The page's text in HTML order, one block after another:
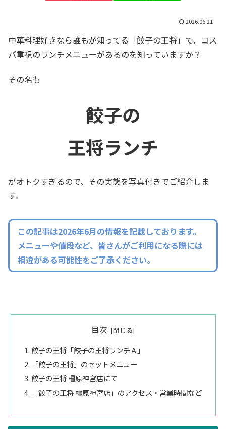
2026.06.21
中華料理好きなら誰もが知ってる「餃子の王将」で、コス
パ重視のランチメニューがあるのを知っていますか？
その名も
餃子の
王将ランチ
がオトクすぎるので、その実態を写真付きでご紹介しま
す。
この記事は2026年6月の情報を記載しております。
メニューや値段など、皆さんがご利用になる際には
相違がある可能性をご了承ください。
目次
餃子の王将「餃子の王将ランチＡ」
「餃子の王将」のセットメニュー
餃子の王将 橿原神宮店にて
「餃子の王将 橿原神宮店」のアクセス・営業時間など